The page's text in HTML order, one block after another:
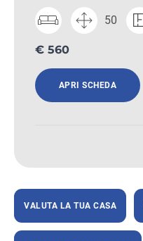
50
€ 560
APRI SCHEDA
VALUTA LA TUA CASA